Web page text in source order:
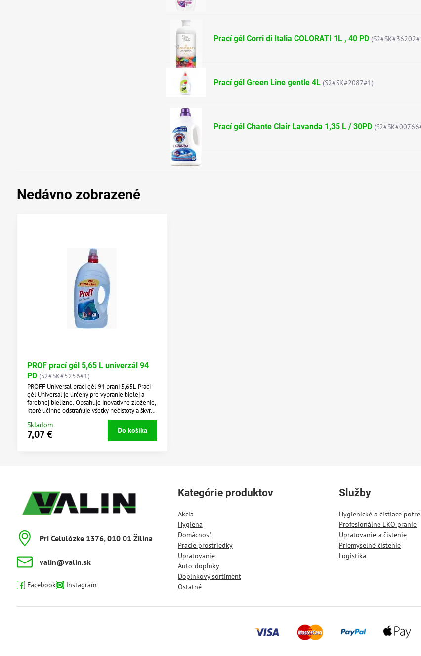
Prací gél Corri di Italia COLORATI 1L , 40 PD
Prací gél Green Line gentle 4L (S2#SK#2087#1)
Prací gél Chante Clair Lavanda 1,35 L / 30PD
Nedávno zobrazené
PROF prací gél 5,65 L univerzál 94
PD (S2#SK#5256#1)
PROFF Universal prací gél 94 praní 5,65L Prací
gél Universal je určený pre vypranie bielej a
farebnej bielizne. Obsahuje inovatívne zloženie,
ktoré účinne odstraňuje všetky nečistoty a škvrny
z vášho oblečenia vrátane odolných nečistôt.
Dokonale chráni vaše oblečenie pred
vyblednutím alebo zošednutím a udržiava ich
intenzitu farieb. Udržiava štruktúru oblečenia a
Skladom
7,07 € Do košíka
Pri Celulózke 1376, 010 01 Žilina
valin​@valin​.sk
Facebook Instagram
Kategórie produktov
Akcia
Hygiena
Domácnosť
Pracie prostriedky
Upratovanie
Auto-doplnky
Doplnkový sortiment
Ostatné
Služby
Hygienické a čistiace
Profesionálne EKO pranie
Upratovanie a čistenie
Priemyselné čistenie
Logistika